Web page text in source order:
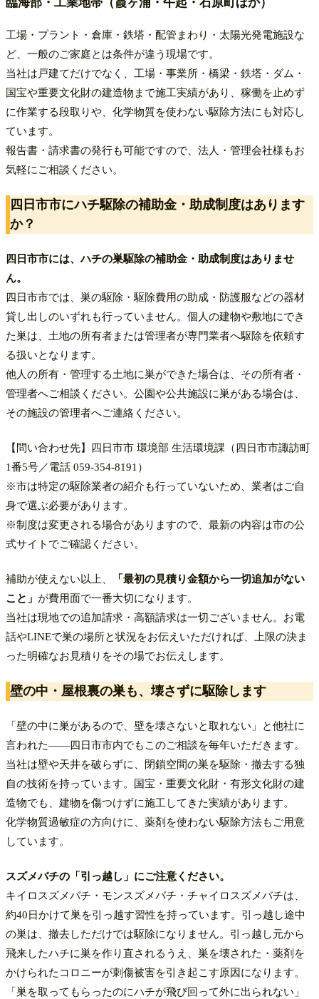
工場・プラント・倉庫・鉄塔・配管まわり・太陽光発電施設な
ど、一般のご家庭とは条件が違う現場です。
当社は戸建てだけでなく、工場・事業所・橋梁・鉄塔・ダム・
国宝や重要文化財の建造物まで施工実績があり、稼働を止めず
に作業する段取りや、化学物質を使わない駆除方法にも対応し
ています。
報告書・請求書の発行も可能ですので、法人・管理会社様もお
気軽にご相談ください。
四日市市にハチ駆除の補助金・助成制度はあります
か？
四日市市には、ハチの巣駆除の補助金・助成制度はありませ
ん。
四日市市では、巣の駆除・駆除費用の助成・防護服などの器材
貸し出しのいずれも行っていません。個人の建物や敷地にでき
た巣は、土地の所有者または管理者が専門業者へ駆除を依頼す
る扱いとなります。
他人の所有・管理する土地に巣ができた場合は、その所有者・
管理者へご相談ください。公園や公共施設に巣がある場合は、
その施設の管理者へご連絡ください。
【問い合わせ先】四日市市 環境部 生活環境課（四日市市諏訪町
1番5号／電話 059-354-8191）
※市は特定の駆除業者の紹介も行っていないため、業者はご自
身で選ぶ必要があります。
※制度は変更される場合がありますので、最新の内容は市の公
式サイトでご確認ください。
補助が使えない以上、
「最初の見積り金額から一切追加がない
こと」 が費用面で一番大切になります。
当社は現地での追加請求・高額請求は一切ございません。お電
話やLINEで巣の場所と状況をお伝えいただければ、上限の決ま
った明確なお見積りをその場でお伝えします。
壁の中・屋根裏の巣も、壊さずに駆除します
「壁の中に巣があるので、壁を壊さないと取れない」と他社に
言われた——四日市市内でもこのご相談を毎年いただきます。
当社は壁や天井を破らずに、閉鎖空間の巣を駆除・撤去する独
自の技術を持っています。国宝・重要文化財・有形文化財の建
造物でも、建物を傷つけずに施工してきた実績があります。
化学物質過敏症の方向けに、薬剤を使わない駆除方法もご用意
しています。
スズメバチの「引っ越し」にご注意ください。
キイロスズメバチ・モンスズメバチ・チャイロスズメバチは、
約40日かけて巣を引っ越す習性を持っています。引っ越し途中
の巣は、撤去しただけでは駆除になりません。引っ越し元から
飛来したハチに巣を作り直されるうえ、巣を壊された・薬剤を
かけられたコロニーが刺傷被害を引き起こす原因になります。
「巣を取ってもらったのにハチが飛び回って外に出られない」